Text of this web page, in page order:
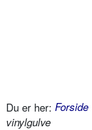
Du er her: Forside
vinylgulve